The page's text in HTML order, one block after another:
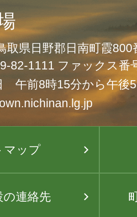
県日野郡日南町霞800
82-1111 ファックス番
午前8時15分から午後
マップ
の連絡先